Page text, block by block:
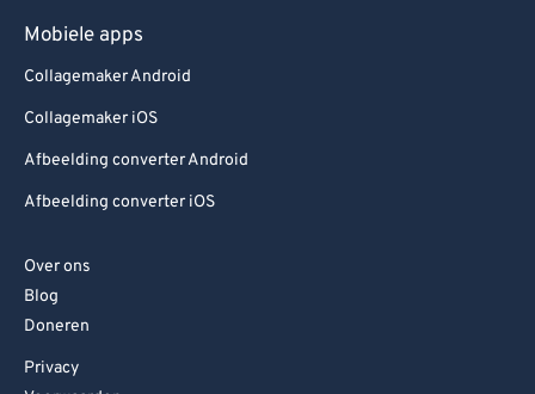
Mobiele apps
Collagemaker Android
Collagemaker iOS
Afbeelding converter Android
Afbeelding converter iOS
Over ons
Blog
Doneren
Privacy